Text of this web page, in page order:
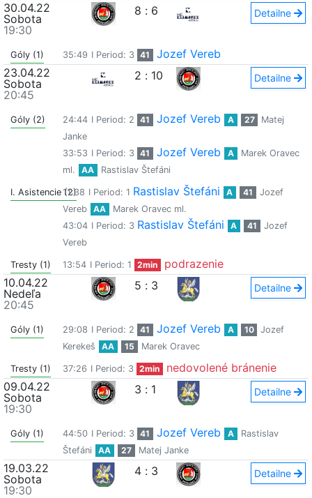
30.04.22
Sobota
19:30
8 : 6 Detailne
Góly (1) 35:49 I Period: 3 41
Jozef Vereb
23.04.22
Sobota
20:45
2 : 10 Detailne
Góly (2) 24:44 I Period: 2 41 Jozef Vereb A 27
Matej
Janke
33:53 I Period: 3 41 Jozef Vereb A
Marek Oravec
ml.
AA Rastislav Štefáni
I. Asistencie (2)
11:38 I Period: 1 Rastislav Štefáni A 41
Jozef
Vereb
AA
Marek Oravec ml.
43:04 I Period: 3 Rastislav Štefáni A 41
Jozef
Vereb
Tresty (1) 13:54 I Period: 1 2min
podrazenie
10.04.22
Nedeľa
20:45
5 : 3 Detailne
Góly (1) 29:08 I Period: 2 41 Jozef Vereb A 10
Jozef
Kerekeš
AA 15 Marek Oravec
Tresty (1) 37:26 I Period: 3 2min
nedovolené bránenie
09.04.22
Sobota
19:30
3 : 1 Detailne
Góly (1) 44:50 I Period: 3 41 Jozef Vereb A
Rastislav
Štefáni
AA 27 Matej Janke
19.03.22
Sobota
19:30
4 : 3 Detailne